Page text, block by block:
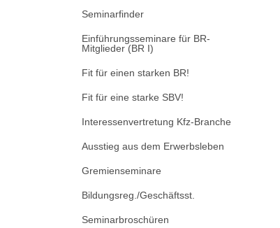
Seminarfinder
Einführungsseminare für BR-
Mitglieder (BR I)
Fit für einen starken BR!
Fit für eine starke SBV!
Interessenvertretung Kfz-Branche
Ausstieg aus dem Erwerbsleben
Gremienseminare
Bildungsreg./Geschäftsst.
Seminarbroschüren